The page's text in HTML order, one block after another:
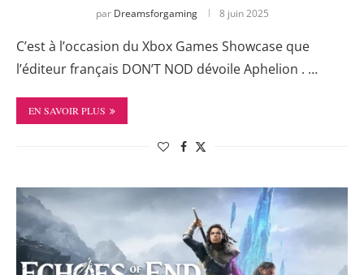
par Dreamsforgaming 8 juin 2025
C’est à l’occasion du Xbox Games Showcase que
l’éditeur français DON’T NOD dévoile Aphelion . …
EN SAVOIR PLUS